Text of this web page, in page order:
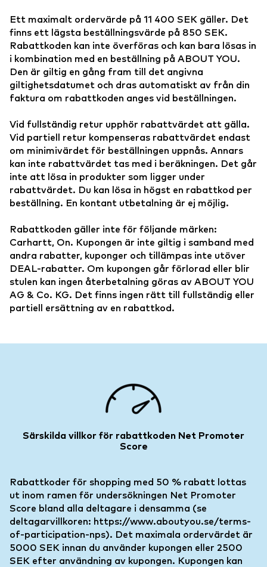
Ett maximalt ordervärde på 11 400 SEK gäller. Det
finns ett lägsta beställningsvärde på 850 SEK.
Rabattkoden kan inte överföras och kan bara lösas in
i kombination med en beställning på ABOUT YOU.
Den är giltig en gång fram till det angivna
giltighetsdatumet och dras automatiskt av från din
faktura om rabattkoden anges vid beställningen.
Vid fullständig retur upphör rabattvärdet att gälla.
Vid partiell retur kompenseras rabattvärdet endast
om minimivärdet för beställningen uppnås. Annars
kan inte rabattvärdet tas med i beräkningen. Det går
inte att lösa in produkter som ligger under
rabattvärdet. Du kan lösa in högst en rabattkod per
beställning. En kontant utbetalning är ej möjlig.
Rabattkoden gäller inte för följande märken:
Carhartt, On. Kupongen är inte giltig i samband med
andra rabatter, kuponger och tillämpas inte utöver
DEAL-rabatter. Om kupongen går förlorad eller blir
stulen kan ingen återbetalning göras av ABOUT YOU
AG & Co. KG. Det finns ingen rätt till fullständig eller
partiell ersättning av en rabattkod.
Särskilda villkor för rabattkoden Net Promoter
Score
Rabattkoder för shopping med 50 % rabatt lottas
ut inom ramen för undersökningen Net Promoter
Score bland alla deltagare i densamma (se
deltagarvillkoren: https://www.aboutyou.se/terms-
of-participation-nps). Det maximala ordervärdet är
5000 SEK innan du använder kupongen eller 2500
SEK efter användning av kupongen. Kupongen kan